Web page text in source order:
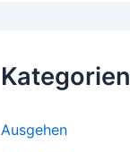
Kategorien
Ausgehen